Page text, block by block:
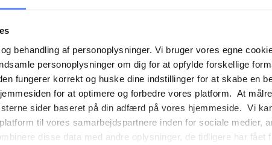
behandling af personoplysninger. Vi bruger vores egne
personoplysninger om dig for at opfylde forskellige
fungerer korrekt og huske dine indstillinger for at skabe en
for at optimere og forbedre vores platform. At
sider baseret på din adfærd på vores hjemmeside. Vi
til vores samarbejdspartnere inden for sociale medier,
disse data med andre oplysninger, de tidligere har fået